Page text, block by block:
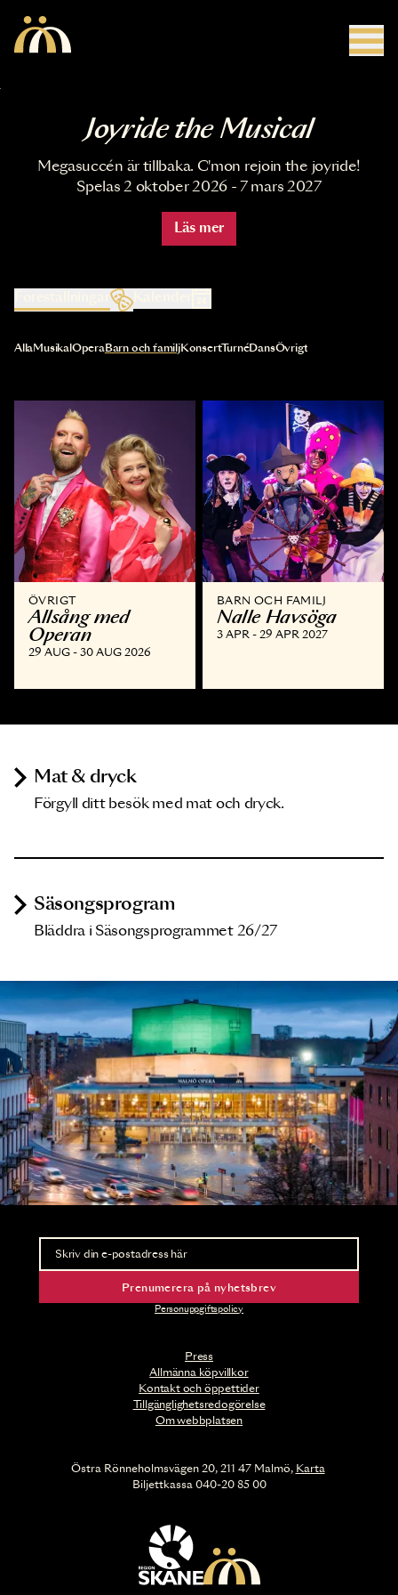
Joyride the Musical
Megasuccén är tillbaka. C'mon rejoin the joyride!
Spelas 2 oktober 2026 - 7 mars 2027
Läs mer
Kalender
Val av kategori uppdaterar innehållet automatiskt
AllaMusikal OperaBarn och familjKonsertTurnéDansÖvrigt
ÖVRIGT
Allsång med
Operan
29 AUG - 30 AUG 2026
BARN OCH FAMILJ
Nalle Havsöga
3 APR - 29 APR 2027
Mat & dryck
Förgyll ditt besök med mat och dryck.
Säsongsprogram
Bläddra i Säsongsprogrammet 26/27
Press
Allmänna köpvillkor
Kontakt och öppettider
Tillgänglighetsredogörelse
Om webbplatsen
Nyhetsbrev
Ta del av förhandsinformation och biljettsläpp.
Prenumerera på nyhetsbrev
Personuppgiftspolicy
Östra Rönneholmsvägen 20, 211 47 Malmö, Karta
Biljettkassa 040-20 85 00